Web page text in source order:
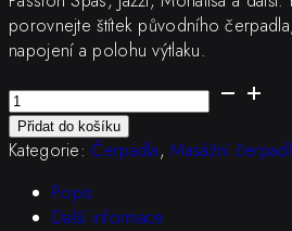
porovnejte štítek původního
napojení a polohu výtlaku.
Masážní
čerpadlo
LX
LP300
2,2
kW
Přidat do košíku
Kategorie:Čerpadla,Masážní
Popis
Další informace